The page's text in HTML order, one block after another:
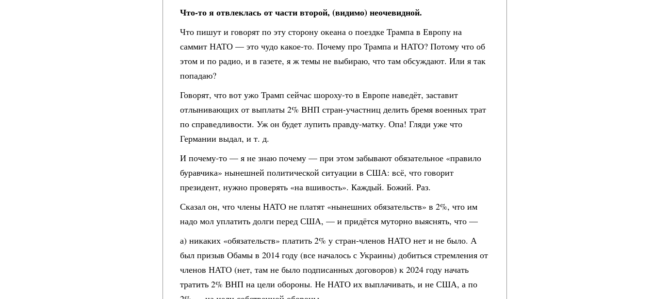
Что-то я отвлеклась от части второй, (видимо) неочевидной.
Что пишут и говорят по эту сторону океана о поездке Трампа в Европу на
саммит НАТО — это чудо какое-то. Почему про Трампа и НАТО? Потому что об
этом и по радио, и в газете, я ж темы не выбираю, что там обсуждают. Или я так
попадаю?
Говорят, что вот ужо Трамп сейчас шороху-то в Европе наведёт, заставит
отлынивающих от выплаты 2% ВНП стран-участниц делить бремя военных трат
по справедливости. Уж он будет лупить правду-матку. Опа! Гляди уже что
Германии выдал, и т. д.
И почему-то — я не знаю почему — при этом забывают обязательное «правило
буравчика» нынешней политической ситуации в США: всё, что говорит
президент, нужно проверять «на вшивость». Каждый. Божий. Раз.
Сказал он, что члены НАТО не платят «нынешних обязательств» в 2%, что им
надо мол уплатить долги перед США, — и придётся муторно выяснять, что —
а) никаких «обязательств» платить 2% у стран-членов НАТО нет и не было. А
был призыв Обамы в 2014 году (все началось с Украины) добиться стремления от
членов НАТО (нет, там не было подписанных договоров) к 2024 году начать
тратить 2% ВНП на цели обороны. Не НАТО их выплачивать, и не США, а по